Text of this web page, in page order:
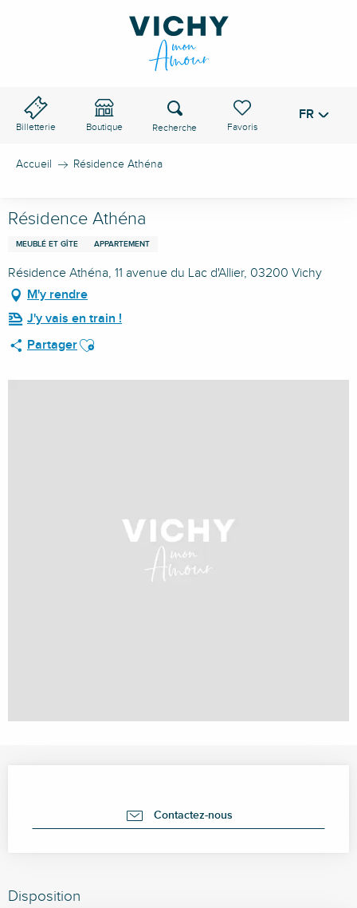
Billetterie Boutique
Voir les favoris
Recherche FR
Accueil Résidence Athéna
Résidence Athéna
MEUBLÉ ET GÎTE APPARTEMENT
Résidence Athéna, 11 avenue du Lac d'Allier, 03200 Vichy
M'y rendre
J'y vais en train !
PartagerAjouter aux favoris
Contactez-nous
Disposition